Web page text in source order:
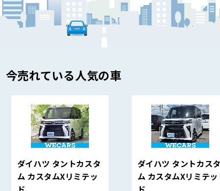
今売れている人気の車
ダイハツ タントカスタ
ム カスタムXリミテッ
ダイハツ タントカス
ム カスタムXリミテッ